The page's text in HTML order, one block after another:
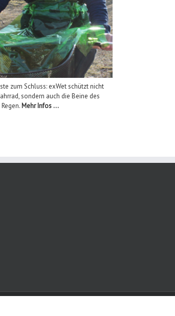
zum Schluss: exWet schützt nicht
sondern auch die Beine des
Mehr Infos …